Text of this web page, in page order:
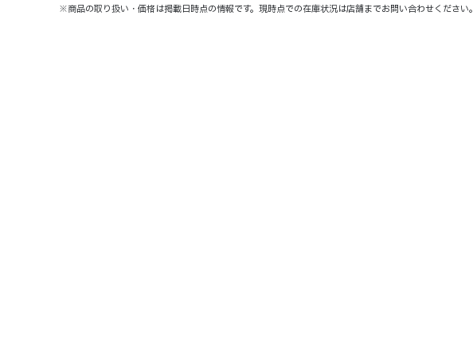
※商品の取り扱い・価格は掲載日時点の情報です。現時点での在庫状況は店舗までお問い合わせください。